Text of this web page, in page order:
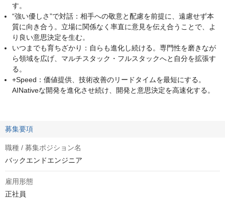
す。
“強い優しさ”で対話：相手への敬意と配慮を前提に、遠慮せず本
質に向き合う。立場に関係なく率直に意見を伝え合うことで、よ
り良い意思決定を生む。
いつまでも育ちざかり：自らも進化し続ける。専門性を磨きなが
ら領域を広げ、マルチスタック・フルスタックへと自分を拡張す
る。
+Speed：価値提供、技術改善のリードタイムを最短にする。
AINativeな開発を進化させ続け、開発と意思決定を高速化する。
募集要項
職種 / 募集ポジション名
バックエンドエンジニア
雇用形態
正社員